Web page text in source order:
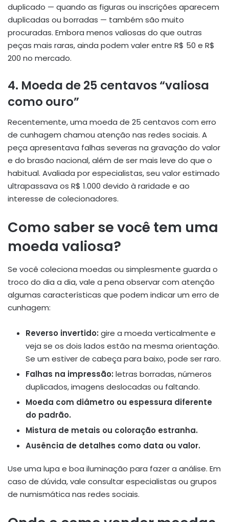
duplicado — quando as figuras ou inscrições aparecem
duplicadas ou borradas — também são muito
procuradas. Embora menos valiosas do que outras
peças mais raras, ainda podem valer entre R$ 50 e R$
200 no mercado.
4. Moeda de 25 centavos “valiosa
como ouro”
Recentemente, uma moeda de 25 centavos com erro
de cunhagem chamou atenção nas redes sociais. A
peça apresentava falhas severas na gravação do valor
e do brasão nacional, além de ser mais leve do que o
habitual. Avaliada por especialistas, seu valor estimado
ultrapassava os R$ 1.000 devido à raridade e ao
interesse de colecionadores.
Como saber se você tem uma
moeda valiosa?
Se você coleciona moedas ou simplesmente guarda o
troco do dia a dia, vale a pena observar com atenção
algumas características que podem indicar um erro de
cunhagem:
Reverso invertido: gire a moeda verticalmente e
veja se os dois lados estão na mesma orientação.
Se um estiver de cabeça para baixo, pode ser raro.
Falhas na impressão: letras borradas, números
duplicados, imagens deslocadas ou faltando.
Moeda com diâmetro ou espessura diferente
do padrão.
Mistura de metais ou coloração estranha.
Ausência de detalhes como data ou valor.
Use uma lupa e boa iluminação para fazer a análise. Em
caso de dúvida, vale consultar especialistas ou grupos
de numismática nas redes sociais.